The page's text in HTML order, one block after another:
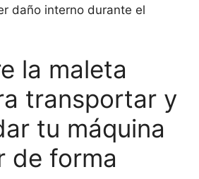
daño interno durante el
la maleta
transportar y
tu máquina
de forma